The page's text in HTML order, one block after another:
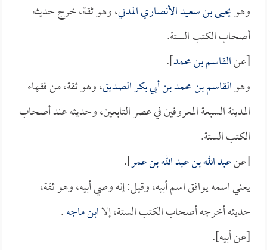
وهويحيى بن سعيد الأنصاري المدني، وهو ثقة، خرج حديثه
أصحاب الكتب الستة.
[عنالقاسم بن محمد].
وهوالقاسم بن محمد بن أبي بكر الصديق، وهو ثقة، من فقهاء
المدينة السبعة المعروفين في عصر التابعين، وحديثه عند أصحاب
الكتب الستة.
[عنعبد الله بن عبد الله بن عمر].
يعني اسمه يوافق اسم أبيه، وقيل: إنه وصي أبيه، وهو ثقة،
حديثه أخرجه أصحاب الكتب الستة، إلاابن ماجه.
[عن أبيه].